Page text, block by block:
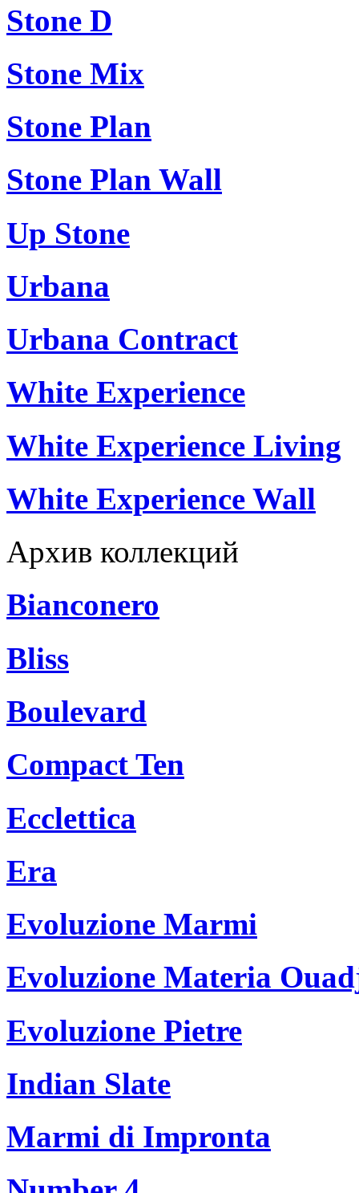
Stone D
Stone Mix
Stone Plan
Stone Plan Wall
Up Stone
Urbana
Urbana Contract
White Experience
White Experience Living
White Experience Wall
Архив коллекций
Bianconero
Bliss
Boulevard
Compact Ten
Ecclettica
Era
Evoluzione Marmi
Evoluzione Materia
Evoluzione Pietre
Indian Slate
Marmi di Impronta